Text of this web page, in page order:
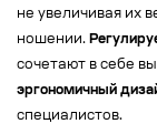
не увеличивая их
ношении.
сочетают в себе
эргономичный
специалистов.